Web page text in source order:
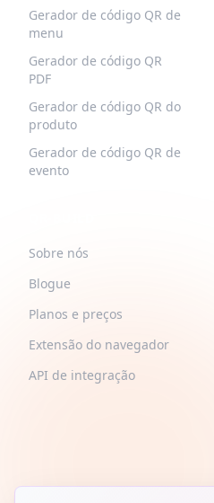
Gerador de código QR de
menu
Gerador de código QR
PDF
Gerador de código QR do
produto
Gerador de código QR de
evento
Sobre nós
Blogue
Planos e preços
Extensão do navegador
API de integração